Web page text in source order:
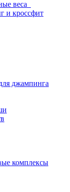
веса
и кроссфит
джампинга
комплексы